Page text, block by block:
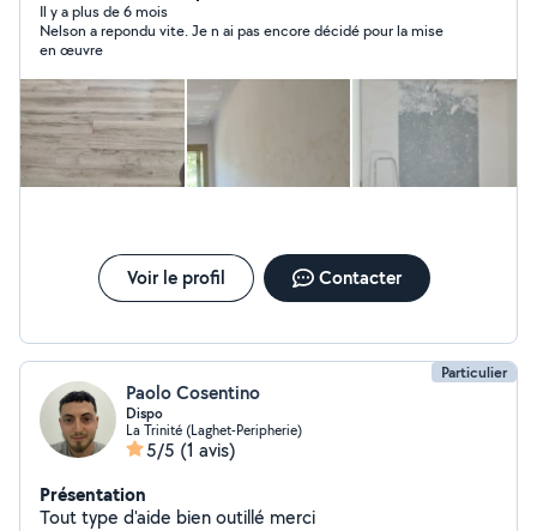
Il y a plus de 6 mois
Nelson a repondu vite. Je n ai pas encore décidé pour la mise
en œuvre
Voir le profil Contacter
Particulier
Paolo Cosentino
Dispo
La Trinité (Laghet-Peripherie)
5/5 (1 avis)
Présentation
Tout type d'aide bien outillé merci